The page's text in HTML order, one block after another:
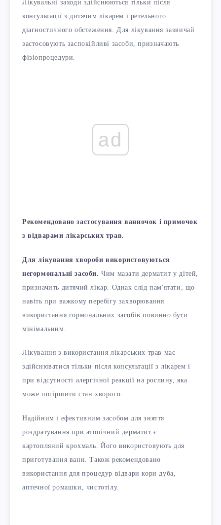
Лікувальні заходи здійснюються тільки після
консультації з дитячим лікарем і ретельного
діагностичного обстеження. Для лікування зазвичай
застосовують заспокійливі засоби, призначають
фізіопроцедури.
ad
Рекомендовано застосування ванночок і примочок
з відварами лікарських трав.
Для лікування хвороби використовуються
негормональні засоби. Чим мазати дерматит у дітей,
призначить дитячий лікар. Однак слід пам'ятати, що
навіть при важкому перебігу захворювання
використання гормональних засобів повинно бути
мінімальним.
Лікування з використання лікарських трав має
здійснюватися тільки після консультації з лікарем і
при відсутності алергічної реакції на рослину, яка
може погіршити стан хворого.
Надійним і ефективним засобом для зняття
роздратування при атопічний дерматит є
картопляний крохмаль. Його використовують для
приготування ванн. Також рекомендовано
використання для процедур відвари кори дуба,
аптечної ромашки, чистотілу.